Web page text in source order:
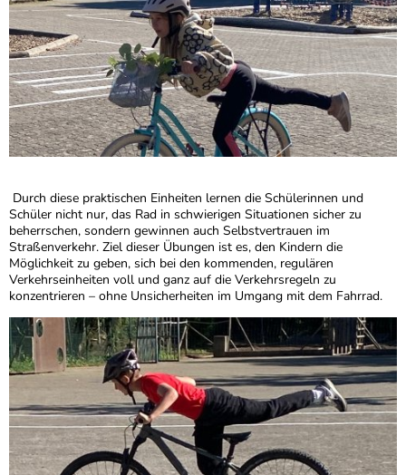
Durch diese praktischen Einheiten lernen die Schülerinnen und
Schüler nicht nur, das Rad in schwierigen Situationen sicher zu
beherrschen, sondern gewinnen auch Selbstvertrauen im
Straßenverkehr. Ziel dieser Übungen ist es, den Kindern die
Möglichkeit zu geben, sich bei den kommenden, regulären
Verkehrseinheiten voll und ganz auf die Verkehrsregeln zu
konzentrieren – ohne Unsicherheiten im Umgang mit dem Fahrrad.